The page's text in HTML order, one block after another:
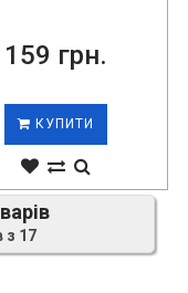
159 грн.
КУПИТИ
з 17